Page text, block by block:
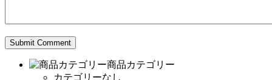
商品カテゴリー
カテゴリーなし